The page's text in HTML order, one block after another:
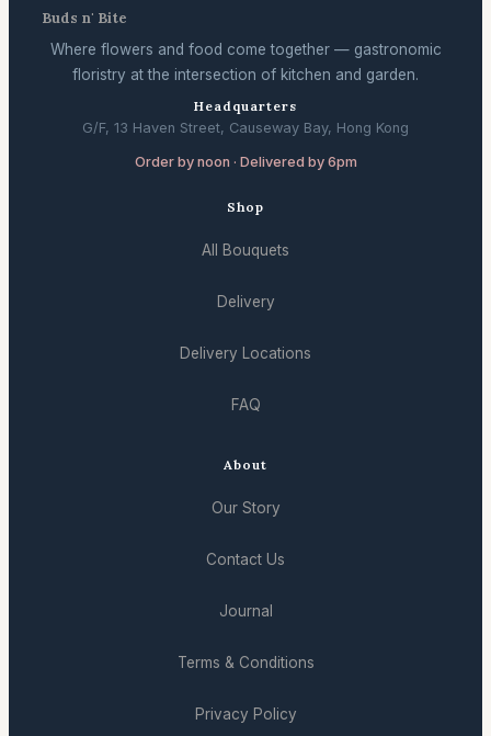
Buds n' Bite
Where flowers and food come together — gastronomic
floristry at the intersection of kitchen and garden.
Headquarters
G/F, 13 Haven Street, Causeway Bay, Hong Kong
Order by noon · Delivered by 6pm
Shop
All Bouquets
Delivery
Delivery Locations
FAQ
About
Our Story
Contact Us
Journal
Terms & Conditions
Privacy Policy